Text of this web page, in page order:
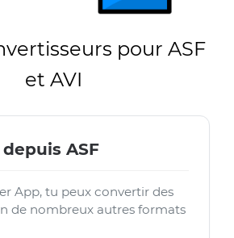
pour ASF
et AVI
ASF
App, tu peux convertir des
de nombreux autres formats